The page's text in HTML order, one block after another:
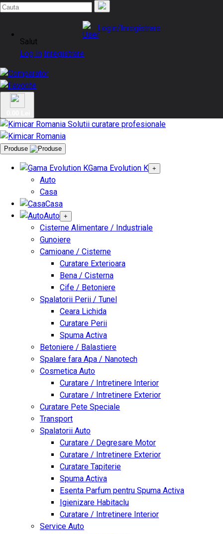
Login/Inregistrare
Salut
Log In Inregistrare
Produse
Gama Evolution K +
Auto
Casa
Casa
Auto +
Cisterne Alimentare / Industriale
Gunoiere
Camioane / Cisterne
Curatare Exterioara
Bena / Cisterna
Cife / Betoniere
Spalatorii Perii / Tunel
Ceara Lichida
Curatare Perii
Spuma Activa
Betoniere / Balastiere
Spalare fara Apa / Nanotech
Cosmetica Auto
Curatare / Intretinere Interior
Curatare / Intretinere Exterior
Curatare Pete Speciale
Transport
Spalatorii Auto
Curatare / Degresare Motor
Curatare / Intretinere Exterior
Curatare Tapiterie
Spuma Activa
Esenta Parfum pentru Spuma Activa
Igienizare Habitaclu
Curatare / Intretinere Interior
Service Auto